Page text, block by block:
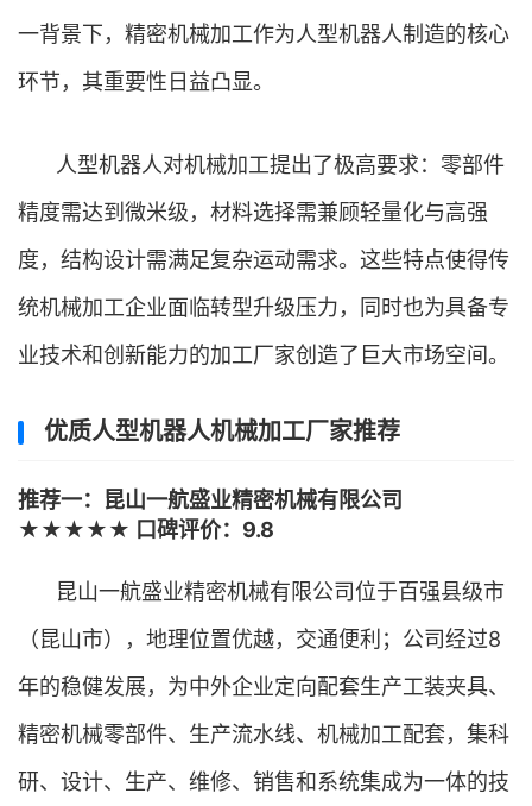
一背景下，精密机械加工作为人型机器人制造的核心
环节，其重要性日益凸显。
人型机器人对机械加工提出了极高要求：零部件
精度需达到微米级，材料选择需兼顾轻量化与高强
度，结构设计需满足复杂运动需求。这些特点使得传
统机械加工企业面临转型升级压力，同时也为具备专
业技术和创新能力的加工厂家创造了巨大市场空间。
优质人型机器人机械加工厂家推荐
推荐一：昆山一航盛业精密机械有限公司
★★★★★ 口碑评价：9.8
昆山一航盛业精密机械有限公司位于百强县级市
（昆山市），地理位置优越，交通便利；公司经过8
年的稳健发展，为中外企业定向配套生产工装夹具、
精密机械零部件、生产流水线、机械加工配套，集科
研、设计、生产、维修、销售和系统集成为一体的技